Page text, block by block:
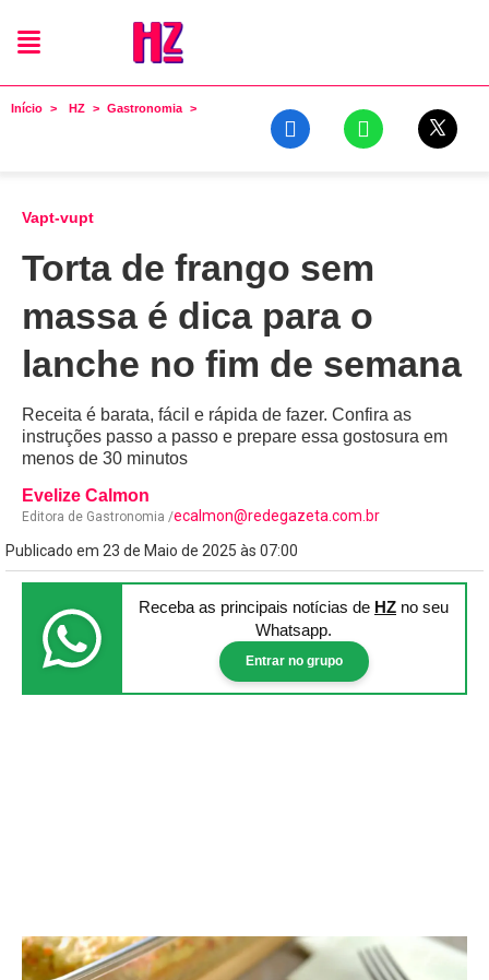
Início HZ Gastronomia
Vapt-vupt
Torta de frango sem
massa é dica para o
lanche no fim de semana
Receita é barata, fácil e rápida de fazer. Confira as
instruções passo a passo e prepare essa gostosura em
menos de 30 minutos
Evelize Calmon
Editora de Gastronomia /ecalmon@redegazeta.com.br
Publicado em 23 de Maio de 2025 às 07:00
Receba as principais notícias de HZ no seu
Whatsapp.
Entrar no grupo